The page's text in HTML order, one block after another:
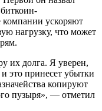
компании ускоряют
нагрузку, что может
их долга. Я уверен,
это принесет убытки
копируют
пузыря», — отметил